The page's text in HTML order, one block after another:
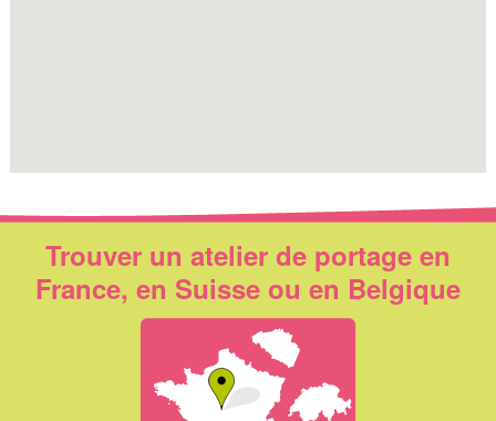
Trouver un atelier de portage en
France, en Suisse ou en Belgique